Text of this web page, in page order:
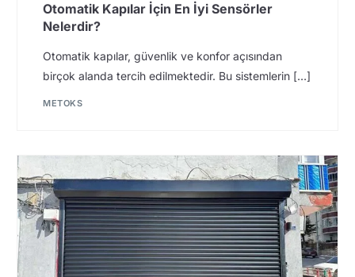
Otomatik Kapılar İçin En İyi Sensörler
Nelerdir?
Otomatik kapılar, güvenlik ve konfor açısından
birçok alanda tercih edilmektedir. Bu sistemlerin […]
METOKS